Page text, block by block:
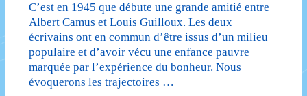
C’est en 1945 que débute une grande amitié entre
Albert Camus et Louis Guilloux. Les deux
écrivains ont en commun d’être issus d’un milieu
populaire et d’avoir vécu une enfance pauvre
marquée par l’expérience du bonheur. Nous
évoquerons les trajectoires …